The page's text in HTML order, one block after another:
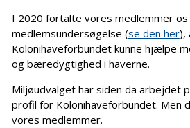
I 2020 fortalte vores medlemmer os
medlemsundersøgelse (se den her),
Kolonihaveforbundet kunne hjælpe
og bæredygtighed i haverne.
Miljøudvalget har siden da arbejdet
profil for Kolonihaveforbundet. Men
vores medlemmer.